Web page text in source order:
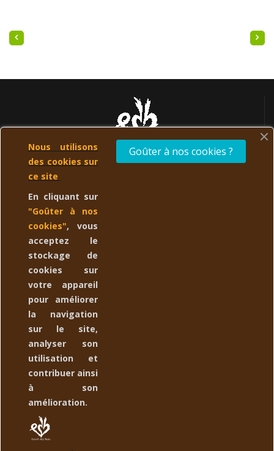
Esprit des Bois réalise vos désirs sur mesure ! N'hésitez-pas à
nous contacter:
lors de nos balades. Nos créations sont enduites à l'huile de Lin
biologique.
CONTACTEZ NOUS
YOUR ACCOUNT
ESPRIT DES BOIS
NEWSLETTER
Copyright 2022
Nous utilisons
des cookies sur
ce site
En cliquant sur
"Goûter à nos
cookies", vous
acceptez le
stockage de
cookies sur
votre appareil
pour améliorer
la navigation
sur le site,
analyser son
utilisation et
contribuer ainsi
à son
amélioration.
Goûter à nos cookies ?